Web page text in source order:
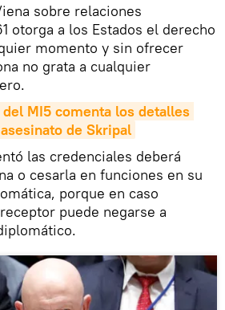
sobre relaciones
otorga a los Estados el derecho
momento y sin ofrecer
no grata a cualquier
del MI5 comenta los detalles
de Skripal
las credenciales deberá
o cesarla en funciones en su
porque en caso
puede negarse a